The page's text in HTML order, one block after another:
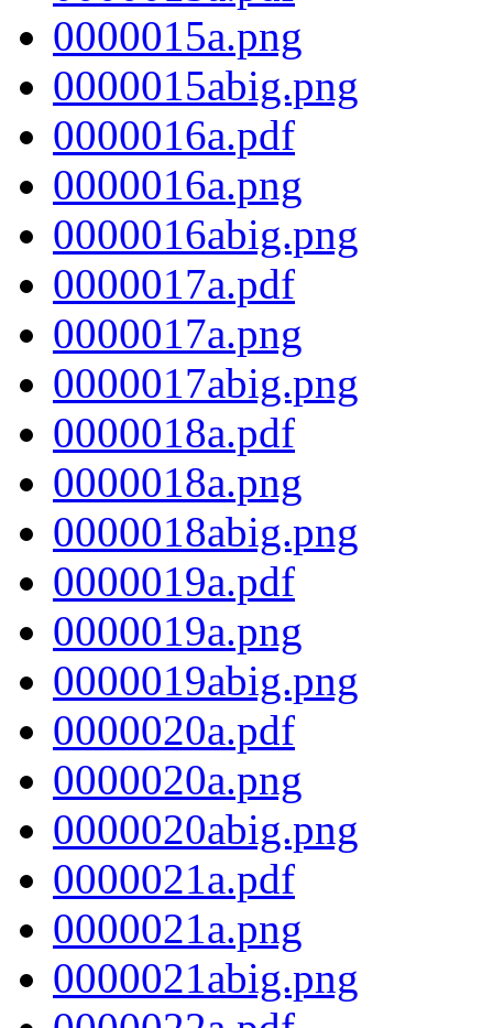
0000015a.png
0000015abig.png
0000016a.pdf
0000016a.png
0000016abig.png
0000017a.pdf
0000017a.png
0000017abig.png
0000018a.pdf
0000018a.png
0000018abig.png
0000019a.pdf
0000019a.png
0000019abig.png
0000020a.pdf
0000020a.png
0000020abig.png
0000021a.pdf
0000021a.png
0000021abig.png